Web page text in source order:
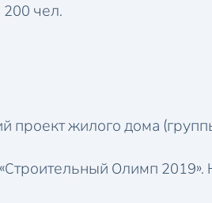
чел.
проект жилого дома
Олимп